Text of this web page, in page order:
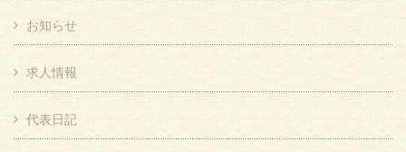
お知らせ
求人情報
代表日記